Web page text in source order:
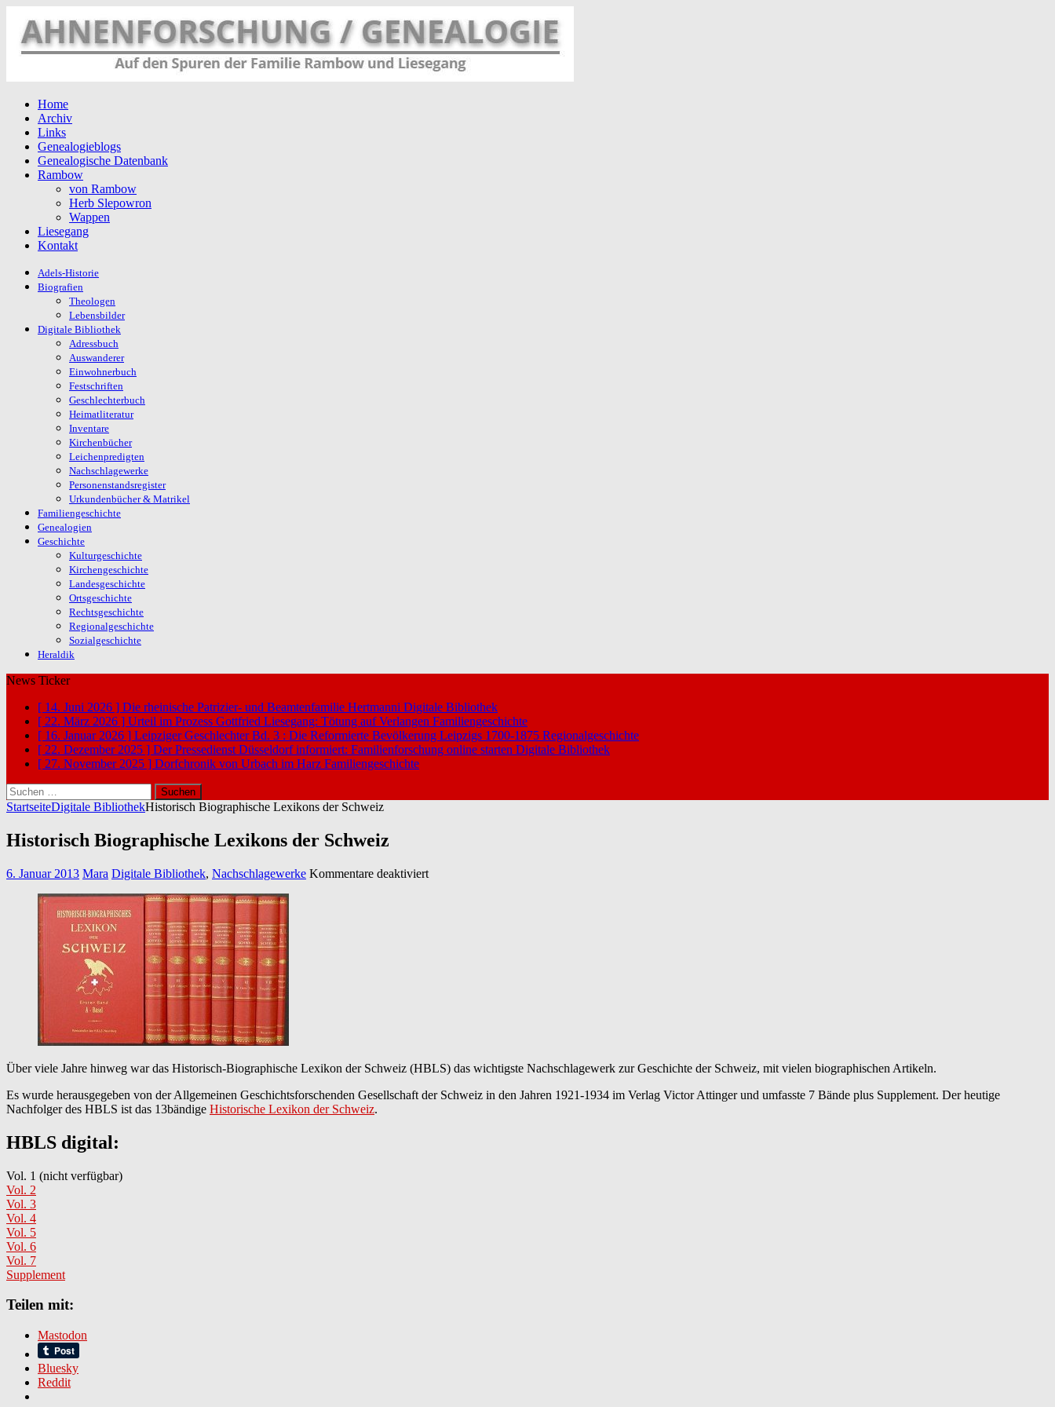
Home
Archiv
Links
Genealogieblogs
Genealogische Datenbank
Rambow
von Rambow
Herb Slepowron
Wappen
Liesegang
Kontakt
Adels-Historie
Biografien
Theologen
Lebensbilder
Digitale Bibliothek
Adressbuch
Auswanderer
Einwohnerbuch
Festschriften
Geschlechterbuch
Heimatliteratur
Inventare
Kirchenbücher
Leichenpredigten
Nachschlagewerke
Personenstandsregister
Urkundenbücher & Matrikel
Familiengeschichte
Genealogien
Geschichte
Kulturgeschichte
Kirchengeschichte
Landesgeschichte
Ortsgeschichte
Rechtsgeschichte
Regionalgeschichte
Sozialgeschichte
Heraldik
News Ticker
[ 14. Juni 2026 ] Die rheinische Patrizier- und Beamtenfamilie Hertmanni Digitale Bibliothek
[ 22. März 2026 ] Urteil im Prozess Gottfried Liesegang: Tötung auf Verlangen Familiengeschichte
[ 16. Januar 2026 ] Leipziger Geschlechter Bd. 3 : Die Reformierte Bevölkerung Leipzigs 1700-1875 Regionalgeschichte
[ 22. Dezember 2025 ] Der Pressedienst Düsseldorf informiert: Familienforschung online starten Digitale Bibliothek
[ 27. November 2025 ] Dorfchronik von Urbach im Harz Familiengeschichte
Suchen
nach:
StartseiteDigitale BibliothekHistorisch Biographische Lexikons der Schweiz
Historisch Biographische Lexikons der Schweiz
6. Januar 2013 Mara Digitale Bibliothek, Nachschlagewerke Kommentare deaktiviertfür
Über viele Jahre hinweg war das Historisch-Biographische Lexikon der Schweiz (HBLS) das wichtigste Nachschlagewerk zur Geschichte der Schweiz, mit vielen biographischen Artikeln.
Es wurde herausgegeben von der Allgemeinen Geschichtsforschenden Gesellschaft der Schweiz in den Jahren 1921-1934 im Verlag Victor Attinger und umfasste 7 Bände plus Supplement. Der heutige
Nachfolger des HBLS ist das 13bändige Historische Lexikon der Schweiz.
HBLS digital:
Vol. 1 (nicht verfügbar)
Vol. 2
Vol. 3
Vol. 4
Vol. 5
Vol. 6
Vol. 7
Supplement
Teilen mit:
Mastodon
Bluesky
Reddit